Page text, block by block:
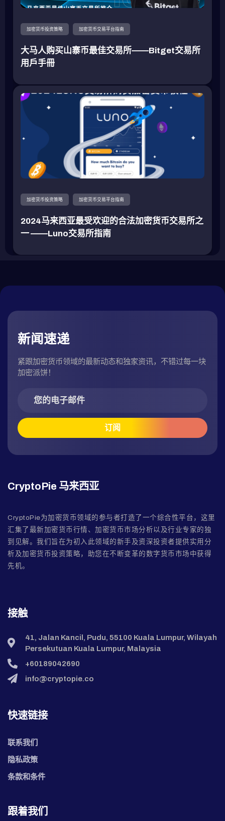
加密货币投资策略 加密货币交易平台指南
大马人购买山寨币最佳交易所——Bitget交易所
用戶手冊
加密货币投资策略 加密货币交易平台指南
2024马来西亚最受欢迎的合法加密货币交易所之
一 ——Luno交易所指南
新闻速递
紧跟加密货币领域的最新动态和独家资讯，不错过每一块
加密派饼！
CryptoPie 马来西亚
CryptoPie为加密货币领域的参与者打造了一个综合性平台，这里
汇集了最新加密货币行情、加密货币市场分析以及行业专家的独
到见解。我们旨在为初入此领域的新手及资深投资者提供实用分
析及加密货币投资策略，助您在不断变革的数字货币市场中获得
先机。
接触
41, Jalan Kancil, Pudu, 55100 Kuala Lumpur, Wilayah
Persekutuan Kuala Lumpur, Malaysia
+60189042690
info@cryptopie.co
快速链接
联系我们
隐私政策
条款和条件
跟着我们